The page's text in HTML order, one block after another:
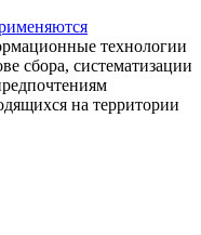
технологии
сбора, систематизации
на территории